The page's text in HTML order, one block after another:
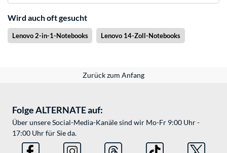
Wird auch oft gesucht
Lenovo 2-in-1-Notebooks Lenovo 14-Zoll-Notebooks
Zurück zum Anfang
Folge ALTERNATE auf:
Über unsere Social-Media-Kanäle sind wir Mo-Fr 9:00 Uhr -
17:00 Uhr für Sie da.